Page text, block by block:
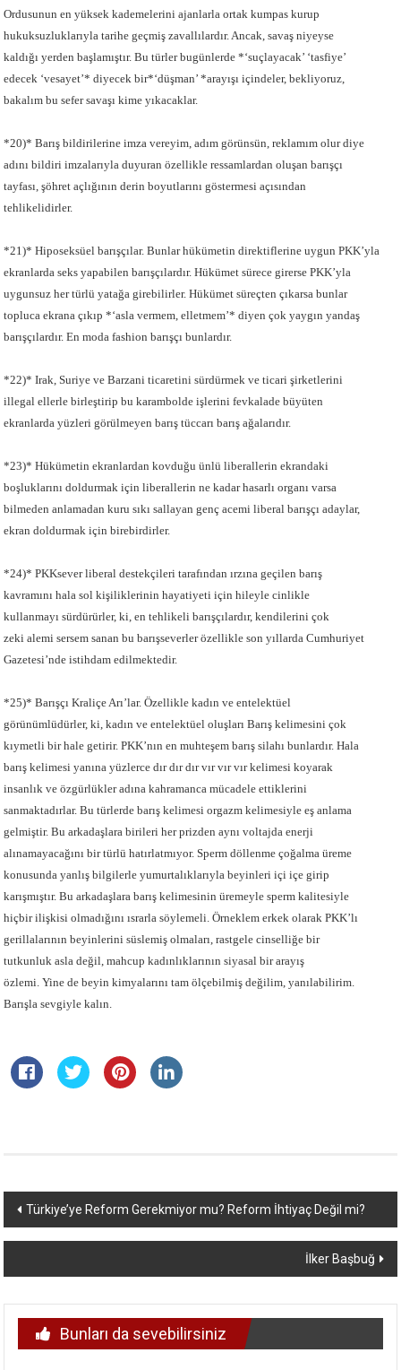
Ordusunun en yüksek kademelerini ajanlarla ortak kumpas kurup
hukuksuzluklarıyla tarihe geçmiş zavallılardır. Ancak, savaş niyeyse
kaldığı yerden başlamıştır. Bu türler bugünlerde *‘suçlayacak’ ‘tasfiye’
edecek ‘vesayet’* diyecek bir*‘düşman’ *arayışı içindeler, bekliyoruz,
bakalım bu sefer savaşı kime yıkacaklar.
*20)* Barış bildirilerine imza vereyim, adım görünsün, reklamım olur diye
adını bildiri imzalarıyla duyuran özellikle ressamlardan oluşan barışçı
tayfası, şöhret açlığının derin boyutlarını göstermesi açısından
tehlikelidirler.
*21)* Hiposeksüel barışçılar. Bunlar hükümetin direktiflerine uygun PKK’yla
ekranlarda seks yapabilen barışçılardır. Hükümet sürece girerse PKK’yla
uygunsuz her türlü yatağa girebilirler. Hükümet süreçten çıkarsa bunlar
topluca ekrana çıkıp *‘asla vermem, elletmem’* diyen çok yaygın yandaş
barışçılardır. En moda fashion barışçı bunlardır.
*22)* Irak, Suriye ve Barzani ticaretini sürdürmek ve ticari şirketlerini
illegal ellerle birleştirip bu karambolde işlerini fevkalade büyüten
ekranlarda yüzleri görülmeyen barış tüccarı barış ağalarıdır.
*23)* Hükümetin ekranlardan kovduğu ünlü liberallerin ekrandaki
boşluklarını doldurmak için liberallerin ne kadar hasarlı organı varsa
bilmeden anlamadan kuru sıkı sallayan genç acemi liberal barışçı adaylar,
ekran doldurmak için birebirdirler.
*24)* PKKsever liberal destekçileri tarafından ırzına geçilen barış
kavramını hala sol kişiliklerinin hayatiyeti için hileyle cinlikle
kullanmayı sürdürürler, ki, en tehlikeli barışçılardır, kendilerini çok
zeki alemi sersem sanan bu barışseverler özellikle son yıllarda Cumhuriyet
Gazetesi’nde istihdam edilmektedir.
*25)* Barışçı Kraliçe Arı’lar. Özellikle kadın ve entelektüel
görünümlüdürler, ki, kadın ve entelektüel oluşları Barış kelimesini çok
kıymetli bir hale getirir. PKK’nın en muhteşem barış silahı bunlardır. Hala
barış kelimesi yanına yüzlerce dır dır dır vır vır vır kelimesi koyarak
insanlık ve özgürlükler adına kahramanca mücadele ettiklerini
sanmaktadırlar. Bu türlerde barış kelimesi orgazm kelimesiyle eş anlama
gelmiştir. Bu arkadaşlara birileri her prizden aynı voltajda enerji
alınamayacağını bir türlü hatırlatmıyor. Sperm döllenme çoğalma üreme
konusunda yanlış bilgilerle yumurtalıklarıyla beyinleri içi içe girip
karışmıştır. Bu arkadaşlara barış kelimesinin üremeyle sperm kalitesiyle
hiçbir ilişkisi olmadığını ısrarla söylemeli. Örneklem erkek olarak PKK’lı
gerillalarının beyinlerini süslemiş olmaları, rastgele cinselliğe bir
tutkunluk asla değil, mahcup kadınlıklarının siyasal bir arayış
özlemi. Yine de beyin kimyalarını tam ölçebilmiş değilim, yanılabilirim.
Barışla sevgiyle kalın.
Yazı
dolaşımı
Türkiye’ye Reform Gerekmiyor mu? Reform İhtiyaç Değil mi?
İlker Başbuğ
Bunları da sevebilirsiniz